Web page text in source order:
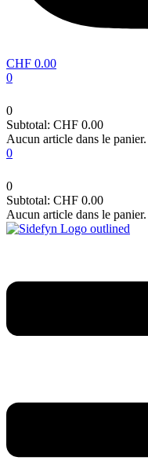
CHF 0.00
0
0
Subtotal: CHF 0.00
Aucun article dans le panier.
0
0
Subtotal: CHF 0.00
Aucun article dans le panier.